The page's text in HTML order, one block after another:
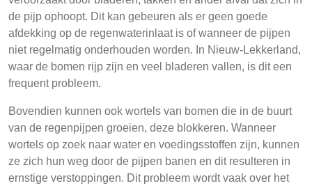
de pijp ophoopt. Dit kan gebeuren als er geen goede
afdekking op de regenwaterinlaat is of wanneer de pijpen
niet regelmatig onderhouden worden. In Nieuw-Lekkerland,
waar de bomen rijp zijn en veel bladeren vallen, is dit een
frequent probleem.
Bovendien kunnen ook wortels van bomen die in de buurt
van de regenpijpen groeien, deze blokkeren. Wanneer
wortels op zoek naar water en voedingsstoffen zijn, kunnen
ze zich hun weg door de pijpen banen en dit resulteren in
ernstige verstoppingen. Dit probleem wordt vaak over het